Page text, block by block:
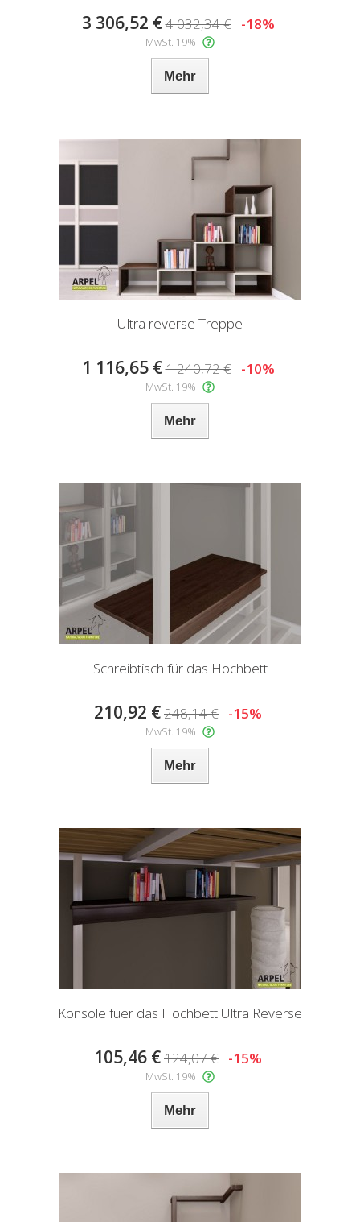
3 306,52 €4 032,34 € -18%
MwSt. 19%
Mehr
Ultra reverse Treppe
1 116,65 €1 240,72 € -10%
MwSt. 19%
Mehr
Schreibtisch für das Hochbett
210,92 €248,14 € -15%
MwSt. 19%
Mehr
Konsole fuer das Hochbett Ultra Reverse
105,46 €124,07 € -15%
MwSt. 19%
Mehr